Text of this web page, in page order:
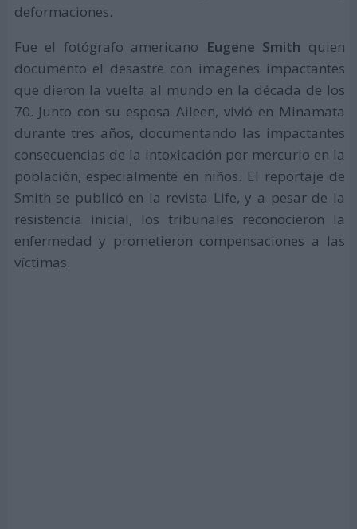
deformaciones.
Fue el fotógrafo americano Eugene Smith quien
documento el desastre con imagenes impactantes
que dieron la vuelta al mundo en la década de los
70. Junto con su esposa Aileen, vivió en Minamata
durante tres años, documentando las impactantes
consecuencias de la intoxicación por mercurio en la
población, especialmente en niños. El reportaje de
Smith se publicó en la revista Life, y a pesar de la
resistencia inicial, los tribunales reconocieron la
enfermedad y prometieron compensaciones a las
víctimas.